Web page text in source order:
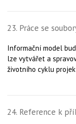
23. Práce se
Informační model
lze vytvářet a
životního cyklu
24. Reference k